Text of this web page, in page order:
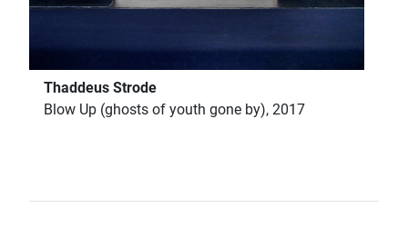
Thaddeus Strode
Blow Up (ghosts of youth gone by), 2017